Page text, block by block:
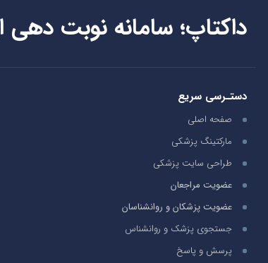
داکتاپ؛ سامانه نوبت دهی
دستـرسی سریع
صفحه اصلی
مارکتینگ پزشکی
طراحی سایت پزشکی
عضویت مراجعان
عضویت پزشکان و روانشناسان
جستجوی پزشک و روانشناس
پرسش و پاسخ